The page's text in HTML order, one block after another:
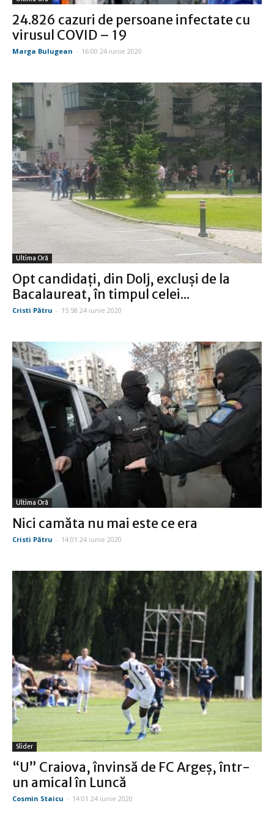
24.826 cazuri de persoane infectate cu
virusul COVID – 19
Marga Bulugean - 16:00 24 iunie 2020
Ultima Oră
Opt candidaţi, din Dolj, excluşi de la
Bacalaureat, în timpul celei...
Cristi Pătru - 15:58 24 iunie 2020
Ultima Oră
Nici camăta nu mai este ce era
Cristi Pătru - 14:01 24 iunie 2020
Slider
“U” Craiova, învinsă de FC Argeş, într-
un amical în Luncă
Cosmin Staicu - 14:01 24 iunie 2020